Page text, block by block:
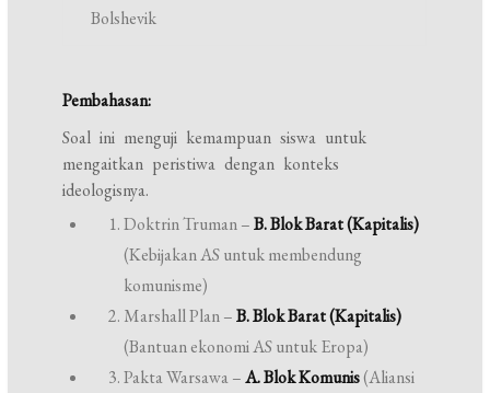
Bolshevik
Pembahasan:
Soal ini menguji kemampuan siswa untuk
mengaitkan peristiwa dengan konteks
ideologisnya.
Doktrin Truman –B. Blok Barat (Kapitalis)
(Kebijakan AS untuk membendung
komunisme)
Marshall Plan –B. Blok Barat (Kapitalis)
(Bantuan ekonomi AS untuk Eropa)
Pakta Warsawa –A. Blok Komunis(Aliansi